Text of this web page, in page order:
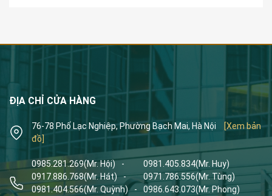
ĐỊA CHỈ CỬA HÀNG
76-78 Phố Lạc Nghiệp, Phường Bạch Mai, Hà Nội
[Xem bản
đồ]
0985.281.269(Mr. Hội) - 0981.405.834(Mr. Huy)
0917.886.768(Mr. Hát) - 0971.786.556(Mr. Tùng)
0981.404.566(Mr. Quỳnh) - 0986.643.073(Mr. Phong)